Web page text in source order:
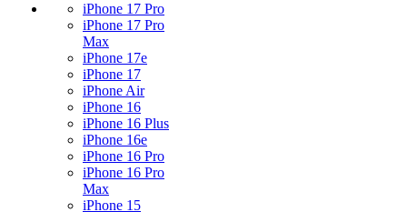
iPhone 17 Pro
iPhone 17 Pro
Max
iPhone 17e
iPhone 17
iPhone Air
iPhone 16
iPhone 16 Plus
iPhone 16e
iPhone 16 Pro
iPhone 16 Pro
Max
iPhone 15